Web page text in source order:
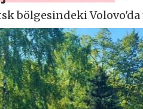
bölgesindeki Volovo'da